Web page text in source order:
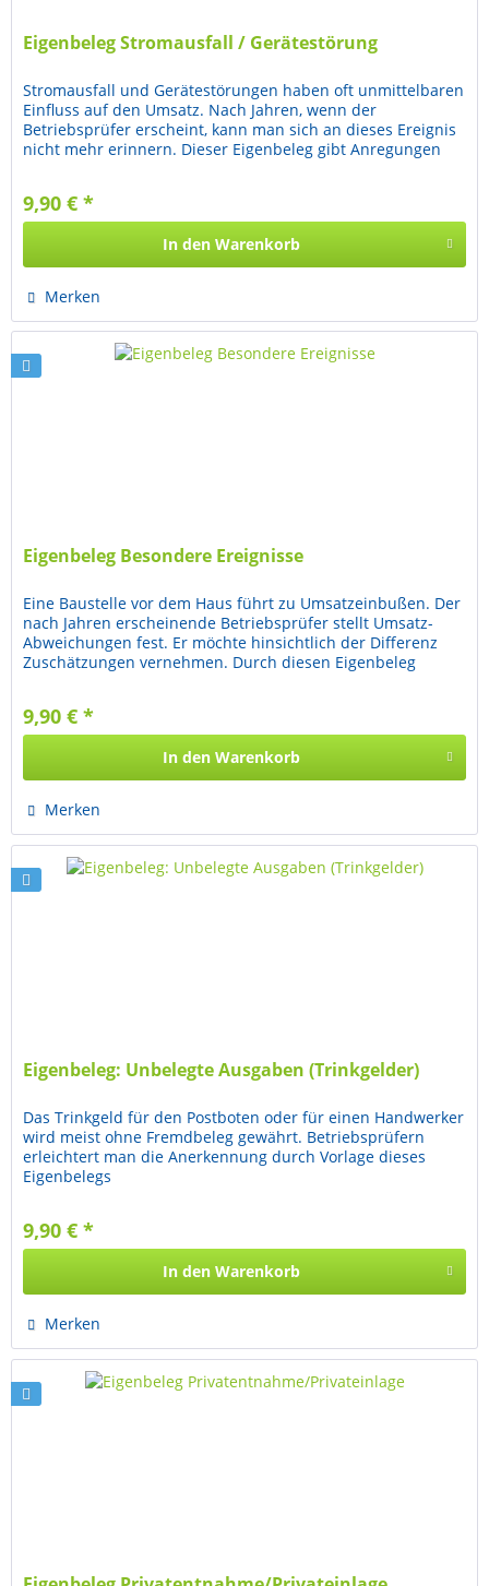
Eigenbeleg Stromausfall / Gerätestörung
Stromausfall und Gerätestörungen haben oft unmittelbaren
Einfluss auf den Umsatz. Nach Jahren, wenn der
Betriebsprüfer erscheint, kann man sich an dieses Ereignis
nicht mehr erinnern. Dieser Eigenbeleg gibt Anregungen
9,90 € *
In den Warenkorb
Merken
Eigenbeleg Besondere Ereignisse
Eine Baustelle vor dem Haus führt zu Umsatzeinbußen. Der
nach Jahren erscheinende Betriebsprüfer stellt Umsatz-
Abweichungen fest. Er möchte hinsichtlich der Differenz
Zuschätzungen vernehmen. Durch diesen Eigenbeleg
9,90 € *
In den Warenkorb
Merken
Eigenbeleg: Unbelegte Ausgaben (Trinkgelder)
Das Trinkgeld für den Postboten oder für einen Handwerker
wird meist ohne Fremdbeleg gewährt. Betriebsprüfern
erleichtert man die Anerkennung durch Vorlage dieses
Eigenbelegs
9,90 € *
In den Warenkorb
Merken